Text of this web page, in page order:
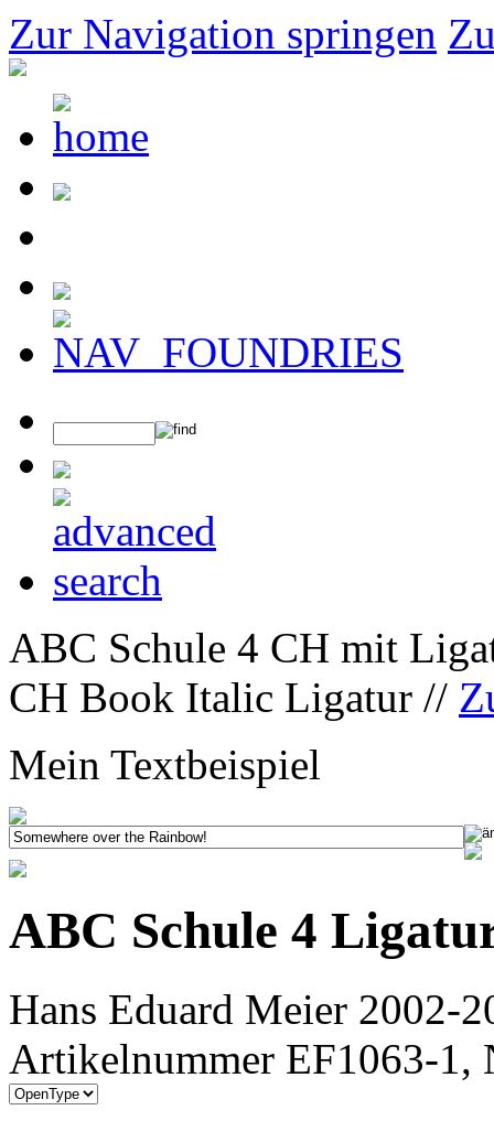
Zur Navigation springen
ABC Schule 4 CH mit
CH Book Italic Ligatur //
Mein Textbeispiel
ABC Schule 4
Hans Eduard Meier 2002-
Artikelnummer EF1063-1,